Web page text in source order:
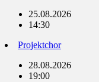
25.08.2026
14:30
Projektchor
28.08.2026
19:00